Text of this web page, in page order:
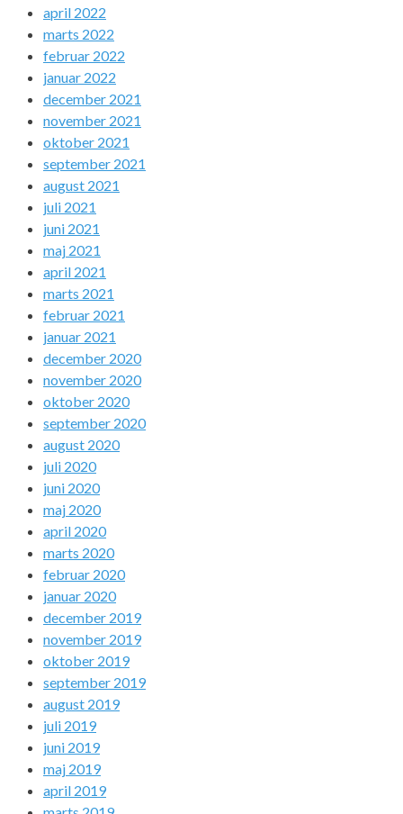
april 2022
marts 2022
februar 2022
januar 2022
december 2021
november 2021
oktober 2021
september 2021
august 2021
juli 2021
juni 2021
maj 2021
april 2021
marts 2021
februar 2021
januar 2021
december 2020
november 2020
oktober 2020
september 2020
august 2020
juli 2020
juni 2020
maj 2020
april 2020
marts 2020
februar 2020
januar 2020
december 2019
november 2019
oktober 2019
september 2019
august 2019
juli 2019
juni 2019
maj 2019
april 2019